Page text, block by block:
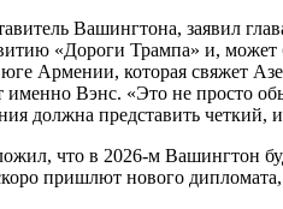
Вашингтона, заявил
«Дороги Трампа» и,
Армении, которая свяжет
Вэнс. «Это не просто
должна представить четкий,
что в 2026-м Вашингтон
пришлют нового